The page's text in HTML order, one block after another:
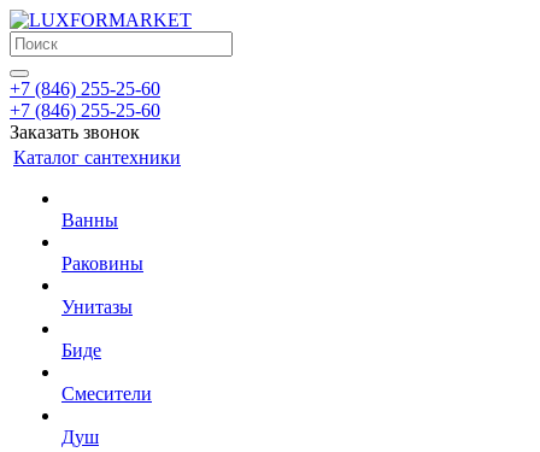
+7 (846) 255-25-60
+7 (846) 255-25-60
Заказать звонок
Каталог сантехники
Ванны
Раковины
Унитазы
Биде
Смесители
Душ